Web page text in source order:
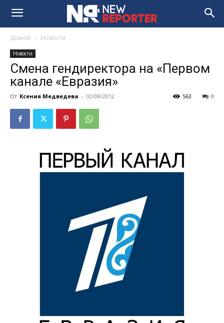
Домой Новости
Новости
Смена гендиректора на «Первом
канале «Евразия»
От Ксения Медведева - 02/08/2012 0
563